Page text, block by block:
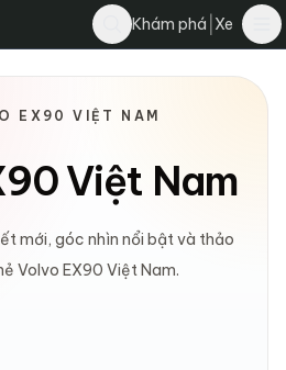
Khám phá Xe
EX90 VIỆT NAM
Việt Nam
mới, góc nhìn nổi bật và thảo
Volvo EX90 Việt Nam.